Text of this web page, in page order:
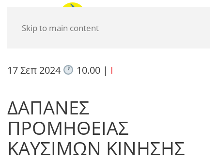
Skip to main content
17 Σεπ 2024 10.00| I
ΔΑΠΑΝΕΣ
ΠΡΟΜΗΘΕΙΑΣ
ΚΑΥΣΙΜΩΝ ΚΙΝΗΣΗΣ